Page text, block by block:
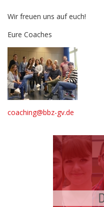
Wir freuen uns auf euch!
Eure Coaches
coaching@bbz-gv.de